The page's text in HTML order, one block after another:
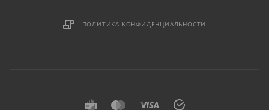
ПОЛИТИКА КОНФИДЕНЦИАЛЬНОСТИ